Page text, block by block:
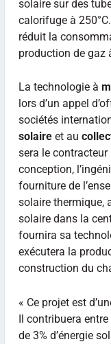
solaire sur des
calorifuge à
réduit la
production de gaz
La technologie à
lors d’un appel
sociétés
solaireet au
sera le contracteur
conception,
fourniture de
solaire thermique,
solaire dans la
fournira sa
exécutera la
construction du
« Ce projet est
Il contribuera
de 3% d’énergie